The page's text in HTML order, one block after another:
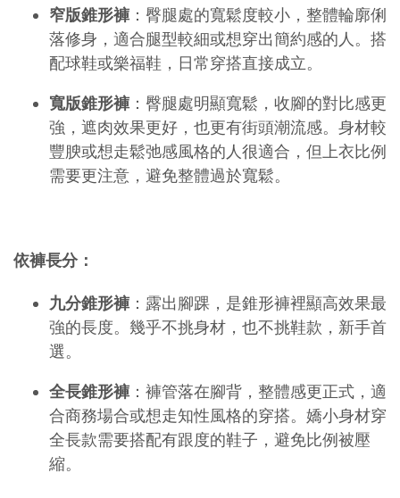
窄版錐形褲 ：臀腿處的寬鬆度較小，整體輪廓俐
落修身，適合腿型較細或想穿出簡約感的人。搭
配球鞋或樂福鞋，日常穿搭直接成立。
寬版錐形褲 ：臀腿處明顯寬鬆，收腳的對比感更
強，遮肉效果更好，也更有街頭潮流感。身材較
豐腴或想走鬆弛感風格的人很適合，但上衣比例
需要更注意，避免整體過於寬鬆。
依褲長分：
九分錐形褲 ：露出腳踝，是錐形褲裡顯高效果最
強的長度。幾乎不挑身材，也不挑鞋款，新手首
選。
全長錐形褲 ：褲管落在腳背，整體感更正式，適
合商務場合或想走知性風格的穿搭。嬌小身材穿
全長款需要搭配有跟度的鞋子，避免比例被壓
縮。